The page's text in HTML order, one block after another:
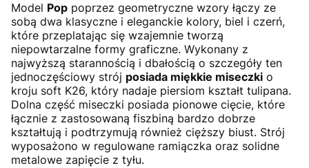
Model Pop poprzez geometryczne wzory łączy ze
sobą dwa klasyczne i eleganckie kolory, biel i czerń,
które przeplatając się wzajemnie tworzą
niepowtarzalne formy graficzne. Wykonany z
najwyższą starannością i dbałością o szczegóły ten
jednoczęściowy strój posiada miękkie miseczki o
kroju soft K26, który nadaje piersiom kształt tulipana.
Dolna część miseczki posiada pionowe cięcie, które
łącznie z zastosowaną fiszbiną bardzo dobrze
kształtują i podtrzymują również cięższy biust. Strój
wyposażono w regulowane ramiączka oraz solidne
metalowe zapięcie z tyłu.